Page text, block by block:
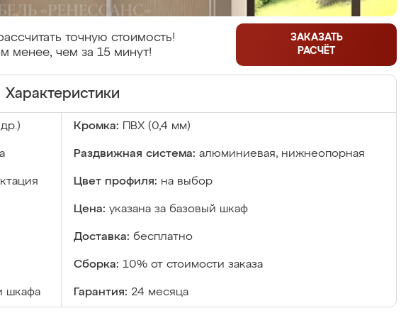
точную стоимость!
менее, чем за 15 минут!
ЗАКАЗАТЬ
РАСЧЁТ
Характеристики
Кромка: ПВХ (0,4 мм)
Раздвижная система: алюминиевая, нижнеопорная
Цвет профиля: на выбор
Цена: указана за базовый шкаф
Доставка: бесплатно
Сборка: 10% от стоимости заказа
шкафа Гарантия: 24 месяца